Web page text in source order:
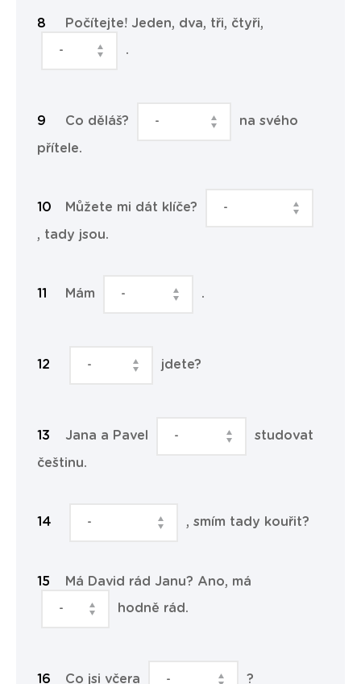
Počítejte! Jeden, dva, tři, čtyři,
.
Co děláš? na svého
přítele.
Můžete mi dát klíče?
, tady jsou.
Mám .
jdete?
Jana a Pavel studovat
češtinu.
, smím tady kouřit?
Má David rád Janu? Ano, má
hodně rád.
Co jsi včera ?